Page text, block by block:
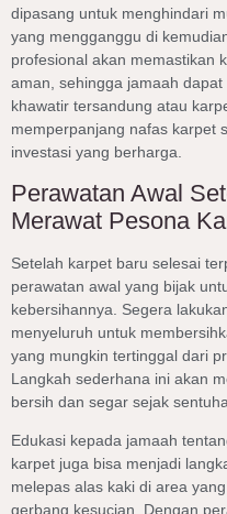
dipasang untuk menghindari
yang mengganggu di
profesional akan memastikan
aman, sehingga jamaah
khawatir tersandung atau
memperpanjang nafas karpet
investasi yang berharga.
Perawatan Awal
Merawat Pesona
Setelah karpet baru selesai
perawatan awal yang bijak
kebersihannya. Segera
menyeluruh untuk
yang mungkin tertinggal dari
Langkah sederhana ini akan
bersih dan segar sejak
Edukasi kepada jamaah
karpet juga bisa menjadi
melepas alas kaki di area
gerbang kesucian. Dengan